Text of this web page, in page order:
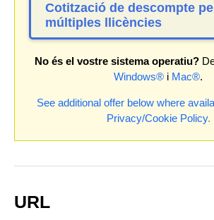
Cotització de descompte
múltiples llicències
No és el vostre sistema operatiu?
Windows® i Mac®.
See additional offer below where
Privacy/Cookie Policy.
URL